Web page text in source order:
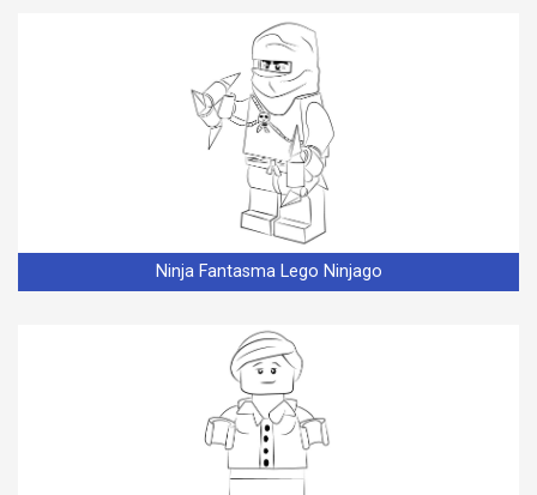
Ninja Fantasma Lego Ninjago